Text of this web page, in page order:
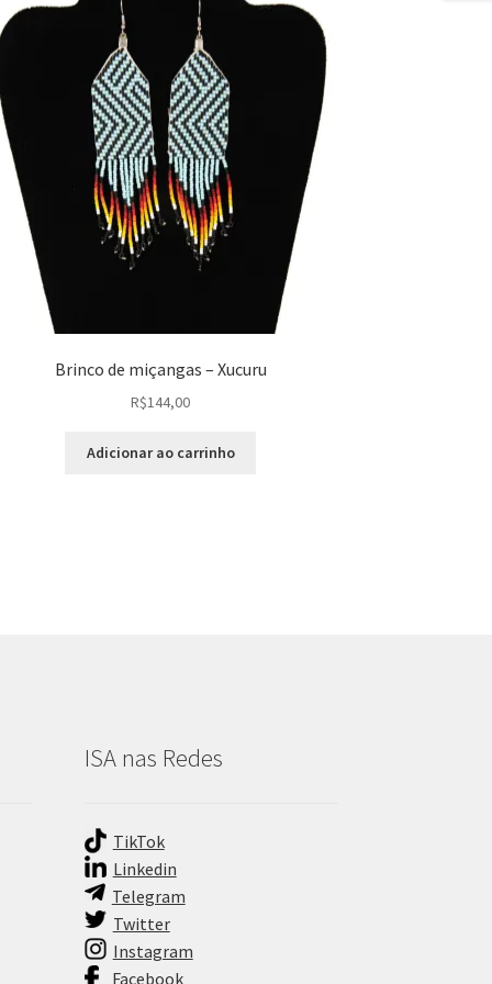
Brinco de miçangas – Xucuru
R$144,00
Adicionar ao carrinho
ISA nas Redes
TikTok
Linkedin
Telegram
Twitter
Instagram
Facebook